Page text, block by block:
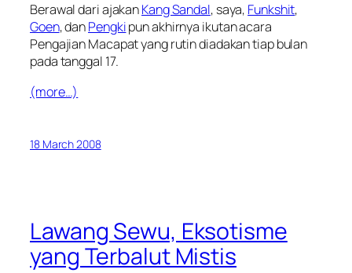
Berawal dari ajakanKang Sandal, saya, Funkshit,
Goen, danPengkipun akhirnya ikutan acara
Pengajian Macapat yang rutin diadakan tiap bulan
pada tanggal 17.
(more…)
18 March 2008
Lawang Sewu, Eksotisme
yang Terbalut Mistis